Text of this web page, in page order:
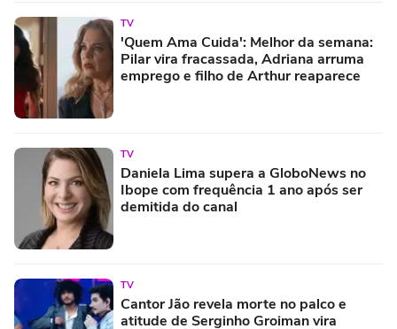
TV
'Quem Ama Cuida': Melhor da semana:
Pilar vira fracassada, Adriana arruma
emprego e filho de Arthur reaparece
TV
Daniela Lima supera a GloboNews no
Ibope com frequência 1 ano após ser
demitida do canal
TV
Cantor Jão revela morte no palco e
atitude de Serginho Groiman vira